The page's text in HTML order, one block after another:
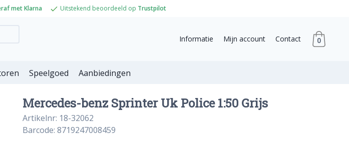
met Klarna Uitstekend beoordeeld op Trustpilot
Informatie Mijn account Contact 0
Speelgoed Aanbiedingen
Mercedes-benz Sprinter Uk Police 1:50 Grijs
Artikelnr: 18-32062
Barcode: 8719247008459